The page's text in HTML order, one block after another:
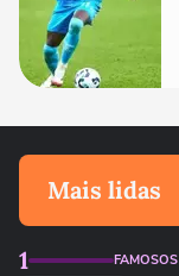
Mais lidas
1 FAMOSOS